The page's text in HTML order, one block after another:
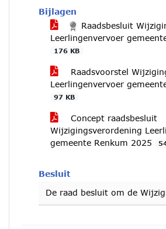
Bijlagen
Raadsbesluit
Leerlingenvervoer
176 KB
Raadsvoorstel
Leerlingenvervoer
97 KB
Concept raadsbesluit
Wijzigingsverordening
gemeente Renkum 2025
Besluit
De raad besluit om de